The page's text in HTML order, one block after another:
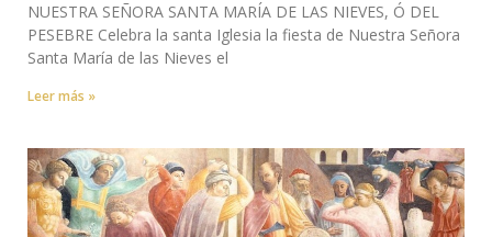
NUESTRA SEÑORA SANTA MARÍA DE LAS NIEVES, Ó DEL
PESEBRE Celebra la santa Iglesia la fiesta de Nuestra Señora
Santa María de las Nieves el
Leer más »